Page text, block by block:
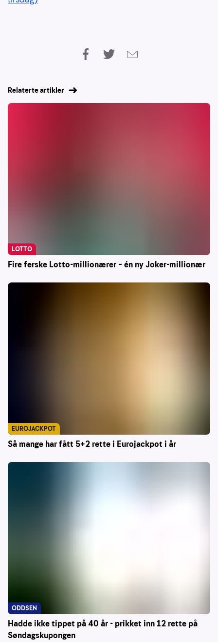
Relaterte artikler
Fire ferske Lotto-millionærer – én ny Joker-millionær
LOTTO
Så mange har fått 5+2 rette i Eurojackpot i år
EUROJACKPOT
Hadde ikke tippet på 40 år - prikket inn 12 rette på
Søndagskupongen
ODDSEN